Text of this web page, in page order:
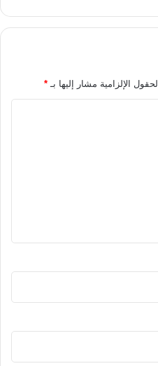
الحقول الإلزامية مشار إليها بـ *